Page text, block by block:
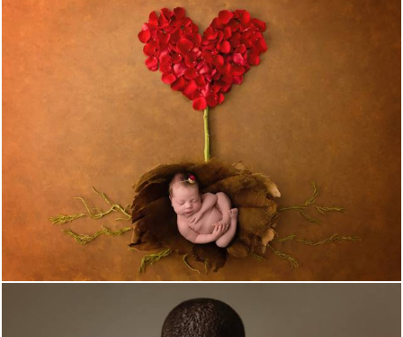
1379 19